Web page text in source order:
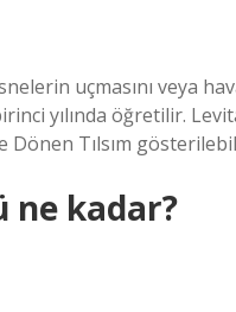
uçmasını veya
yılında öğretilir.
Dönen Tılsım
ne kadar?